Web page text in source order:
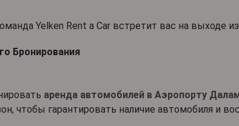
Yelken Rent a Car встретит вас на выходе
Бронирования
аренда автомобилей в Аэропорту
чтобы гарантировать наличие автомобиля и